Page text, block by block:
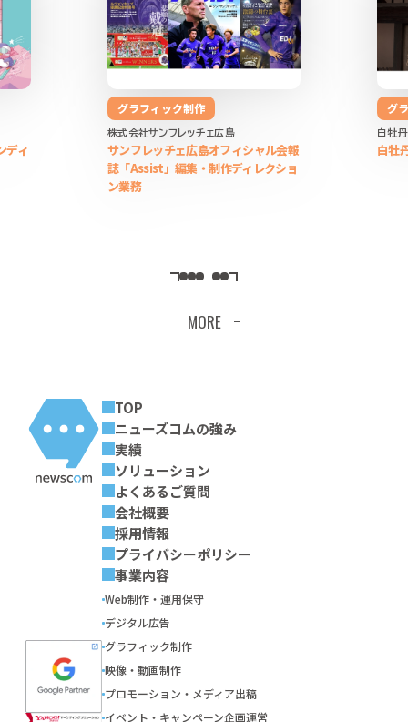
ディ
グラフィック制作
株式会社サンフレッチェ広島
サンフレッチェ広島オフィシャル会報
誌「Assist」編集・制作ディレクショ
ン業務
グ
白牡
白牡
MORE
TOP
ニューズコムの強み
実績
ソリューション
よくあるご質問
会社概要
採用情報
プライバシーポリシー
事業内容
Web制作・運用保守
デジタル広告
グラフィック制作
映像・動画制作
プロモーション・メディア出稿
イベント・キャンペーン企画運営